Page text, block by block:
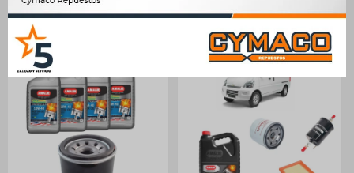
Productos que te pueden interesar